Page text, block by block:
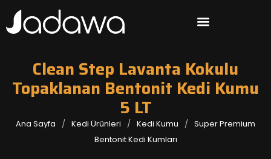
Clean Step Lavanta Kokulu
Topaklanan Bentonit Kedi Kumu
5 LT
Ana Sayfa Kedi Ürünleri Kedi Kumu
Super Premium
Bentonit Kedi Kumları